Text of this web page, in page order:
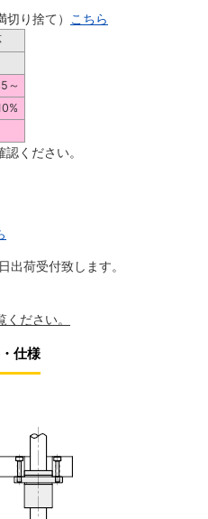
切り捨て） こちら
～
ください。
出荷受付致します。
ください。
仕様